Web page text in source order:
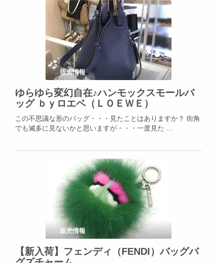
販売情報
ゆらゆら変幻自在♪ハンモックスモールバ
ッグ ｂｙロエベ（ＬＯＥＷＥ）
この不思議な形のバッグ・・・見たことはありますか？ 街角
でも滅多に見ないかと思いますが・・・一度見た …
販売情報
【新入荷】フェンディ（FENDI）バッグバ